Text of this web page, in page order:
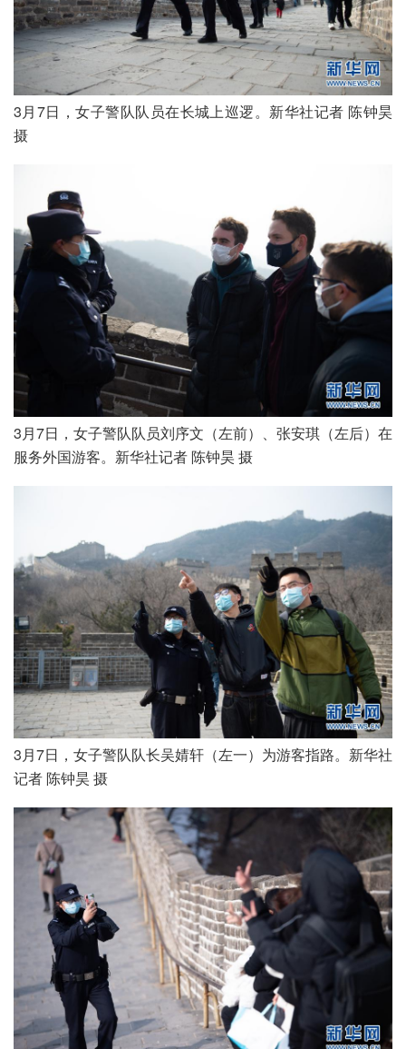
3月7日，女子警队队员在长城上巡逻。新华社记者 陈钟昊
摄
3月7日，女子警队队员刘序文（左前）、张安琪（左后）在
服务外国游客。新华社记者 陈钟昊 摄
3月7日，女子警队队长吴婧轩（左一）为游客指路。新华社
记者 陈钟昊 摄